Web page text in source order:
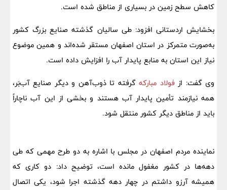
کاهش سطح زمین در بسیاری از مناطق شده است.
بخشایش اردستانی افزود: طی سالیان گذشته صنایع بزرگ کشور
به‌صورت متمرکز در استان اصفهان مستقر شده‌اند و همین موضوع
نیاز این استان به منابع پایدار آب را افزایش داده است.
وی گفت: ازفولاد مبارکهگرفته تا ذوب‌آهن و دیگر صنایع آب‌بَر،
همه نیازمند تأمین پایدار آب هستند و بخشی از این آب ناچاراً
باید از مناطق دیگر کشور منتقل شود.
نماینده مردم اصفهان در مجلس با اشاره به دو طرح مهمی که طی
دهه‌ها در کشور مغفول مانده است، توضیح داد: دو کاری که
همیشه آرزو داشتم در چهار دهه گذشته اجرا شود، یکی اتصال